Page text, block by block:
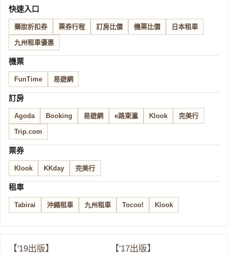
快速入口
藥妝折扣券 票券行程 訂房比價 機票比價 日本租車
九州租車優惠
機票
FunTime 易遊網
訂房
Agoda Booking 易遊網 e路東瀛 Klook 完美行
Trip.com
票券
Klook KKday 完美行
租車
Tabirai 沖繩租車 九州租車 Tocoo! Klook
【'19出版】
【'17出版】